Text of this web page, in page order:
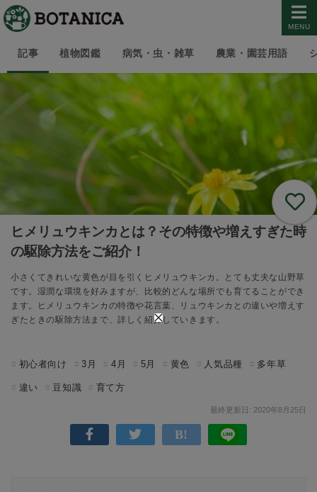
MENU
記事 植物図鑑 病気・虫・雑草 農業・園芸用語
ヒメリュウキンカとは？その特徴や増えすぎた時
の駆除方法をご紹介！
小さくてきれいな黄色が目を引くヒメリュウキンカ。とても丈夫な山野草
です。湿潤な環境を好みますが、比較的どんな場所でも育てることができ
ます。ヒメリュウキンカの特徴や花言葉、リュウキンカとの違いや増えす
ぎたときの駆除方法まで、詳しく紹介していきます。
初心者向け 3月 4月 5月 黄色 人気品種 多年草
違い 豆知識 育て方
最終更新日: 2020年8月25日